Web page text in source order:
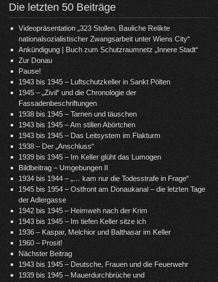
Die letzten 50 Beiträge
Videopräsentation „323 Stollen. Bauliche Relikte
nationalsozialistischer Zwangsarbeit unter Wiens City“
Ankündigung | Buch zum Schutzraumnetz „Innere Stadt“
Zur Donau
Pause!
1943 bis 1945 – Luftschutzkeller in Sankt Pölten
1945 – „Zivil“ und die Chronologie der
Fassadenbeschriftungen
1938 bis 1945 – Tarnen und täuschen
1943 bis 1945 – Am stillen Abörtchen
1943 bis 1945 – Das Leitsystem im Flakturm
1938 – Der „Anschluss“
1939 bis 1945 – Im Keller glüht das Lumogen
Bildbeitrag – Umgebungen II
1934 bis 1944 – „… kam nur die Todesstrafe in Frage“
1945 bis 1954 – Ostfront am Donaukanal – die letzten Tage
der Adlergasse
1942 bis 1945 – Heimweh nach der Krim
1943 bis 1945 – Im tiefen Keller sitze ich
1936 – Kaspar, Melchior und Balthasar im Keller
1960 – Prosit!
Nächster Beitrag
1943 bis 1945 – Deutsche, Frauen und die Feuerwehr
1939 bis 1945 – Mauerdurchbrüche und